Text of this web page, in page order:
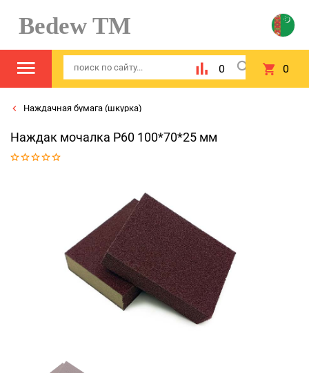
Bedew TM
0 0
Наждачная бумага (шкурка)
Наждак мочалка P60 100*70*25 мм